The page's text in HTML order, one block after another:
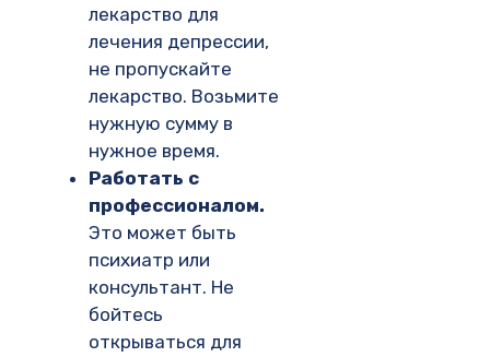
лекарство для
лечения депрессии,
не пропускайте
лекарство. Возьмите
нужную сумму в
нужное время.
Работать с
профессионалом.
Это может быть
психиатр или
консультант. Не
бойтесь
открываться для